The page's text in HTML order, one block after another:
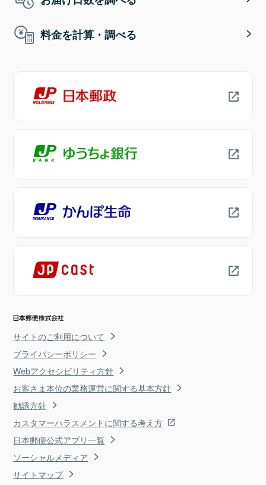
料金を計算・調べる
サイトのご利用について
プライバシーポリシー
Webアクセシビリティ方針
お客さま本位の業務運営に関する基本方針
勧誘方針
カスタマーハラスメントに関する考え方
日本郵便公式アプリ一覧
ソーシャルメディア
サイトマップ